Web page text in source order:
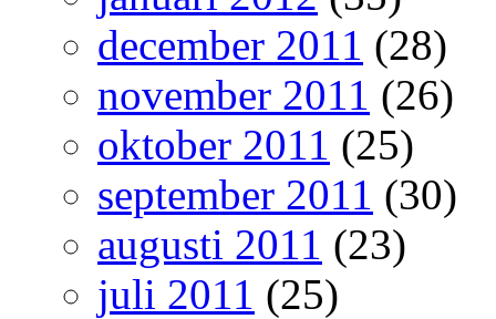
december 2011 (28)
november 2011 (26)
oktober 2011 (25)
september 2011 (30)
augusti 2011 (23)
juli 2011 (25)